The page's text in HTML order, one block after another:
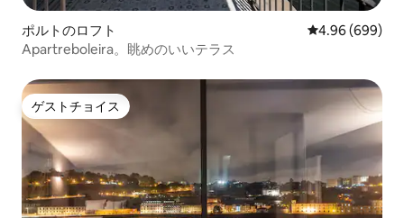
ポルトのロフト レビュー699件
4.96 (699)
Apartreboleira。眺めのいいテラス
ゲストチョイス
ゲストチョイス